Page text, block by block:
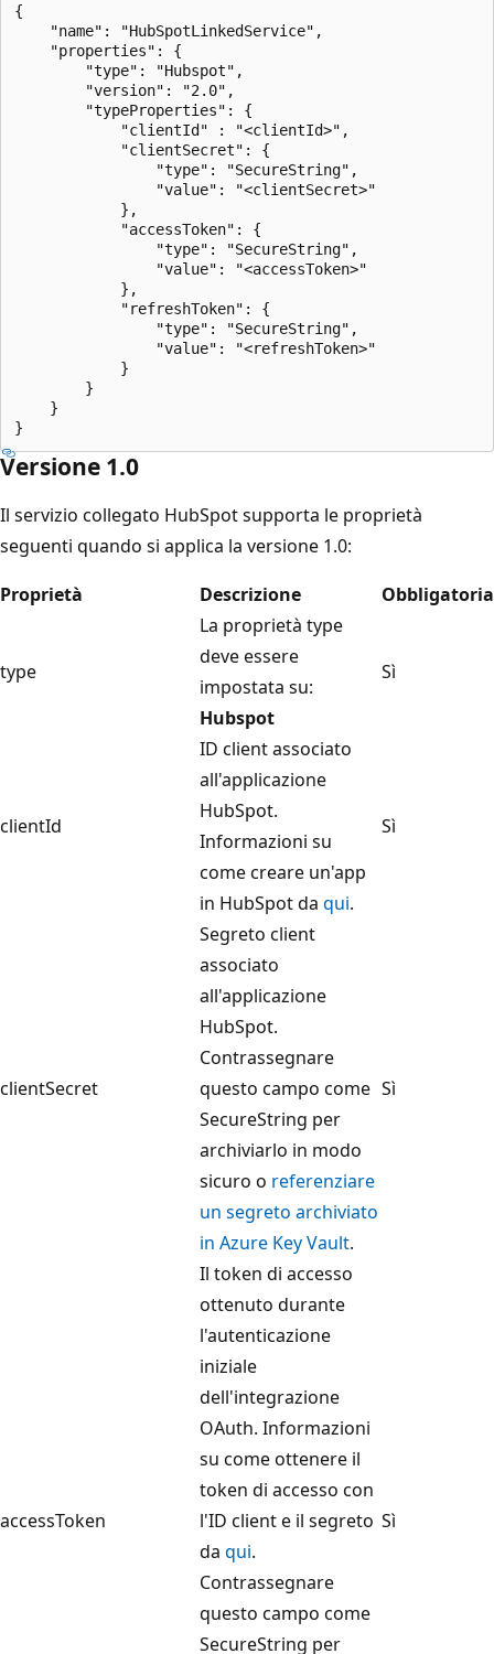
{
    "name": "HubSpotLinkedService",
    "properties": {
        "type": "Hubspot",
        "version": "2.0",
        "typeProperties": {
            "clientId" : "<clientId>",
            "clientSecret": {
                "type": "SecureString",
                "value": "<clientSecret>"
            },
            "accessToken": {
                "type": "SecureString",
                "value": "<accessToken>"
            },
            "refreshToken": {
                "type": "SecureString",
                "value": "<refreshToken>"
            }
        }
    }
Versione 1.0
Il servizio collegato HubSpot supporta le proprietà
seguenti quando si applica la versione 1.0:
Proprietà
Descrizione Obbligatoria
type
La proprietà type
deve essere
impostata su:
Hubspot
Sì
clientId
ID client associato
all'applicazione
HubSpot.
Informazioni su
come creare un'app
in HubSpot da qui.
Sì
clientSecret
Segreto client
associato
all'applicazione
HubSpot.
Contrassegnare
questo campo come
SecureString per
archiviarlo in modo
sicuro o referenziare
un segreto archiviato
in Azure Key Vault.
Sì
accessToken
Il token di accesso
ottenuto durante
l'autenticazione
iniziale
dell'integrazione
OAuth. Informazioni
su come ottenere il
token di accesso con
l'ID client e il segreto
da qui.
Contrassegnare
questo campo come
SecureString per
Sì